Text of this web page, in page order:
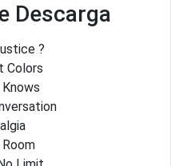
Descarga
?
Colors